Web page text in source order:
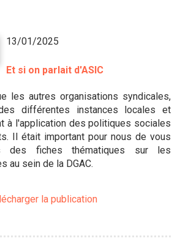
13/01/2025
Et si on parlait d'ASIC
les autres organisations syndicales,
différentes instances locales et
à l'application des politiques sociales
Il était important pour nous de vous
des fiches thématiques sur les
au sein de la DGAC.
la publication